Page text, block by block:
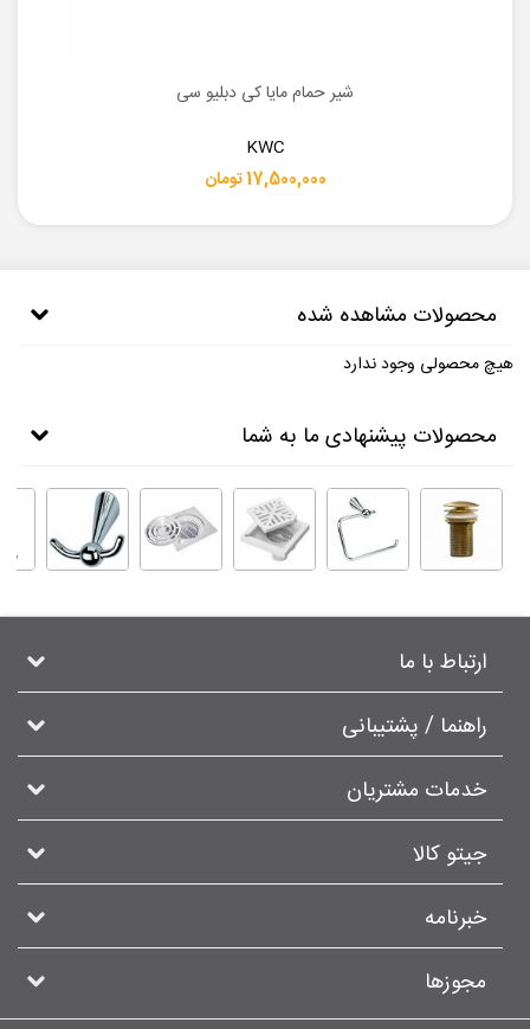
شیر حمام مایا کی دبلیو سی
KWC
17,500,000 تومان
محصولات مشاهده شده
هیچ محصولی وجود ندارد
محصولات پیشنهادی ما به شما
ارتباط با ما
راهنما / پشتیبانی
خدمات مشتریان
جیتو کالا
خبرنامه
مجوزها